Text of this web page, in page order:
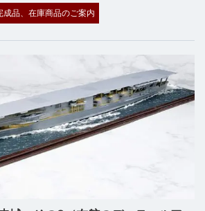
成品、在庫商品のご案内